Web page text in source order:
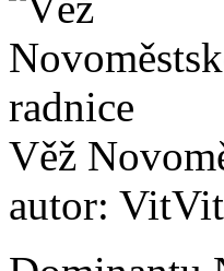
Věž
autor: